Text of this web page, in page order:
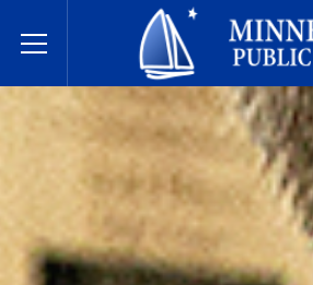
Toggle Menu
Minnetonka davlat maktablari